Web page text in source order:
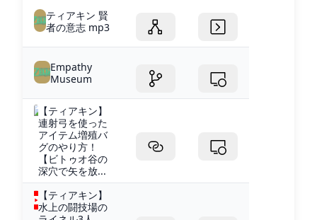
ティアキン 賢
者の意志 mp3
Empathy
Museum
【ティアキン】
連射弓を使った
アイテム増殖バ
グのやり方！
【ビトゥオ谷の
深穴で矢を放...
【ティアキン】
水上の闘技場の